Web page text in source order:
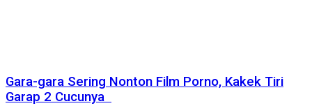
Gara-gara Sering Nonton Film Porno, Kakek Tiri
Garap 2 Cucunya